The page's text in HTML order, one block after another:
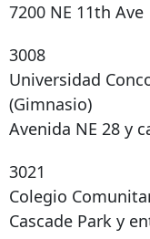
7200 NE 11th Ave
3008
Universidad
(Gimnasio)
Avenida NE 28 y
3021
Colegio
Cascade Park y